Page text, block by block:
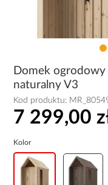
Domek
naturalny V3
Kod produktu:
7 299,00
Kolor